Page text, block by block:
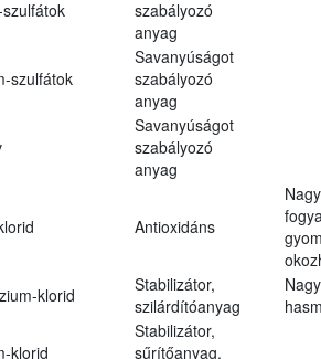
szabályozó
anyag
szulfátok
Savanyúságot
szabályozó
anyag
Savanyúságot
szabályozó
anyag
Antioxidáns
klorid
Stabilizátor,
szilárdítóanyag
klorid
Stabilizátor,
sűrítőanyag,